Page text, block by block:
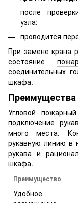
после
узла;
проводится
При замене крана
состояние
соединительных
шкафа.
Преимущества
Угловой
подключение
много места.
рукавную линию в
рукава и
шкафа.
Преимущество
Удобное